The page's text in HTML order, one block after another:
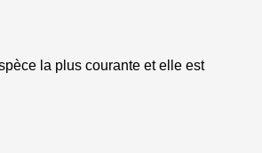
la plus courante et elle est